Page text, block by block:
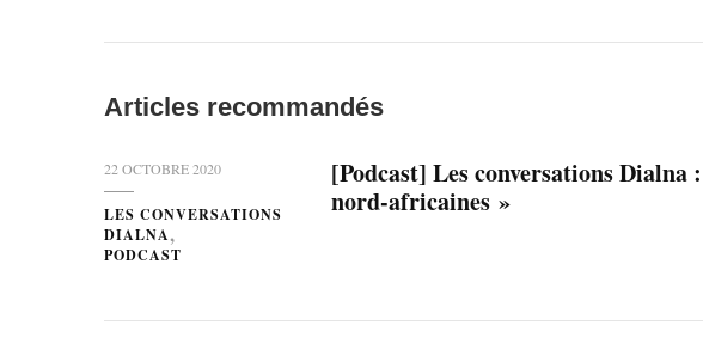
Articles recommandés
22 OCTOBRE 2020
LES CONVERSATIONS
DIALNA
PODCAST
[Podcast] Les conversations Dialna
nord-africaines »